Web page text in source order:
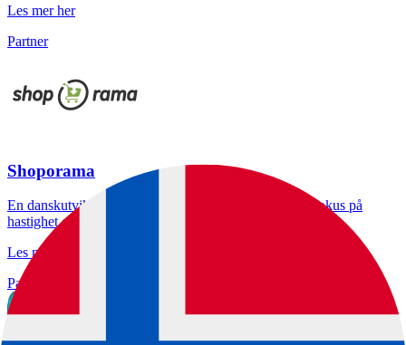
Les mer her
Partner
Shoporama
En danskutviklet, hostet e-handelsplattform med stort fokus på
hastighet og SEO.
Les mer her
Partner